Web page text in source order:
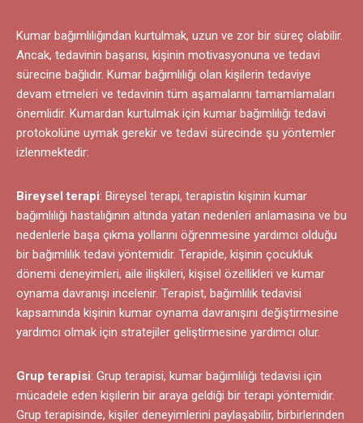
Kumar bağımlılığından kurtulmak, uzun ve zor bir süreç olabilir.
Ancak, tedavinin başarısı, kişinin motivasyonuna ve tedavi
sürecine bağlıdır. Kumar bağımlılığı olan kişilerin tedaviye
devam etmeleri ve tedavinin tüm aşamalarını tamamlamaları
önemlidir. Kumardan kurtulmak için kumar bağımlılığı tedavi
protokolüne uymak gerekir ve tedavi sürecinde şu yöntemler
izlenmektedir:
Bireysel terapi: Bireysel terapi, terapistin kişinin kumar
bağımlılığı hastalığının altında yatan nedenleri anlamasına ve bu
nedenlerle başa çıkma yollarını öğrenmesine yardımcı olduğu
bir bağımlılık tedavi yöntemidir. Terapide, kişinin çocukluk
dönemi deneyimleri, aile ilişkileri, kişisel özellikleri ve kumar
oynama davranışı incelenir. Terapist, bağımlılık tedavisi
kapsamında kişinin kumar oynama davranışını değiştirmesine
yardımcı olmak için stratejiler geliştirmesine yardımcı olur.
Grup terapisi: Grup terapisi, kumar bağımlılığı tedavisi için
mücadele eden kişilerin bir araya geldiği bir terapi yöntemidir.
Grup terapisinde, kişiler deneyimlerini paylaşabilir, birbirlerinden